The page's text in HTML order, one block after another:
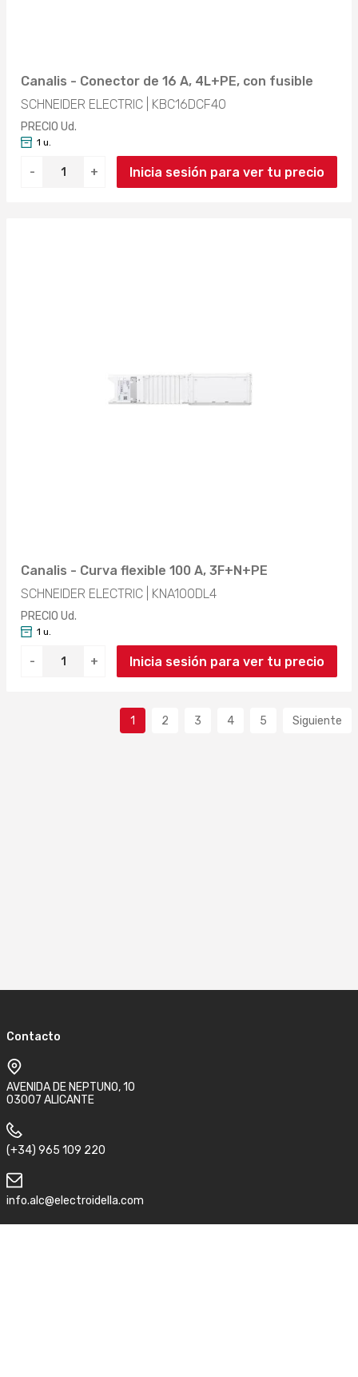
Canalis - Conector de 16 A, 4L+PE, con fusible
SCHNEIDER ELECTRIC | KBC16DCF40
PRECIO Ud.
- +
1 u.
Inicia sesión para ver tu precio
Canalis - Curva flexible 100 A, 3F+N+PE
SCHNEIDER ELECTRIC | KNA100DL4
PRECIO Ud.
- +
1 u.
Inicia sesión para ver tu precio
1 2 3 4 5 Siguiente
Contacto
AVENIDA DE NEPTUNO, 10
03007 ALICANTE
(+34) 965 109 220
info.alc@electroidella.com